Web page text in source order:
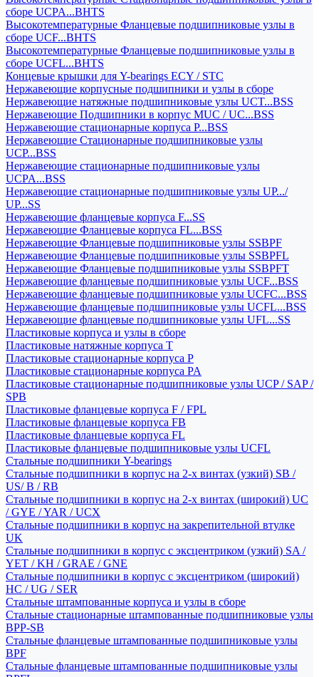
сборе UCPA...BHTS
Высокотемпературные Фланцевые подшипниковые узлы в
сборе UCF...BHTS
Высокотемпературные Фланцевые подшипниковые узлы в
сборе UCFL...BHTS
Концевые крышки для Y-bearings ECY / STC
Нержавеющие корпусные подшипники и узлы в сборе
Нержавеющие натяжные подшипниковые узлы UCT...BSS
Нержавеющие Подшипники в корпус MUC / UC...BSS
Нержавеющие стационарные корпуса P...BSS
Нержавеющие Стационарные подшипниковые узлы
UCP...BSS
Нержавеющие стационарные подшипниковые узлы
UCPA...BSS
Нержавеющие стационарные подшипниковые узлы UP.../
UP...SS
Нержавеющие фланцевые корпуса F...SS
Нержавеющие Фланцевые корпуса FL...BSS
Нержавеющие Фланцевые подшипниковые узлы SSBPF
Нержавеющие Фланцевые подшипниковые узлы SSBPFL
Нержавеющие Фланцевые подшипниковые узлы SSBPFT
Нержавеющие фланцевые подшипниковые узлы UCF...BSS
Нержавеющие фланцевые подшипниковые узлы UCFC...BSS
Нержавеющие фланцевые подшипниковые узлы UCFL...BSS
Нержавеющие фланцевые подшипниковые узлы UFL...SS
Пластиковые корпуса и узлы в сборе
Пластиковые натяжные корпуса T
Пластиковые стационарные корпуса P
Пластиковые стационарные корпуса PA
Пластиковые стационарные подшипниковые узлы UCP / SAP /
SPB
Пластиковые фланцевые корпуса F / FPL
Пластиковые фланцевые корпуса FB
Пластиковые фланцевые корпуса FL
Пластиковые фланцевые подшипниковые узлы UCFL
Стальные подшипники Y-bearings
Стальные подшипники в корпус на 2-х винтах (узкий) SB /
US/ B / RB
Стальные подшипники в корпус на 2-х винтах (широкий) UC
/ GYE / YAR / UCX
Стальные подшипники в корпус на закрепительной втулке
UK
Стальные подшипники в корпус с эксцентриком (узкий) SA /
YET / KH / GRAE / GNE
Стальные подшипники в корпус с эксцентриком (широкий)
HC / UG / SER
Стальные штампованные корпуса и узлы в сборе
Стальные стационарные штампованные подшипниковые узлы
BPP-SB
Стальные фланцевые штампованные подшипниковые узлы
BPF
Стальные фланцевые штампованные подшипниковые узлы